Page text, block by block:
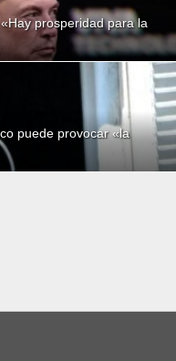
prosperidad para la
puede provocar «la